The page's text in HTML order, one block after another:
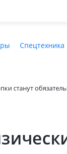
Спецтехника
станут